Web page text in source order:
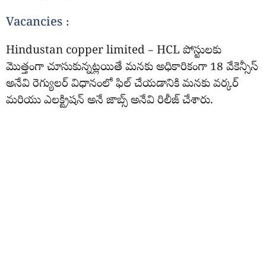
Vacancies :
Hindustan copper limited – HCL పోస్టులకు
మొత్తంగా చూసుకున్నట్లయితే మనకు అధికారికంగా 18 వేకెన్సీస్
అనేవి రెగ్యులర్ విధానంలో ఫిల్ చేయడానికి మనకు వర్కర్
మరియు ఎలక్ట్రిషన్ అనే జాబ్స్ అనేవి రిలీజ్ చేశారు.